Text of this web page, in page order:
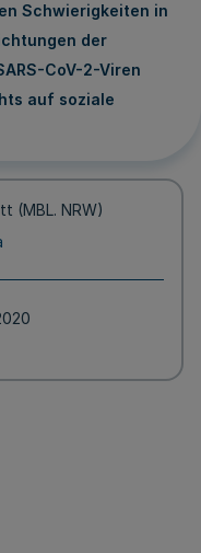
Schwierigkeiten in
der
CoV-2-Viren
auf soziale
(MBL. NRW)